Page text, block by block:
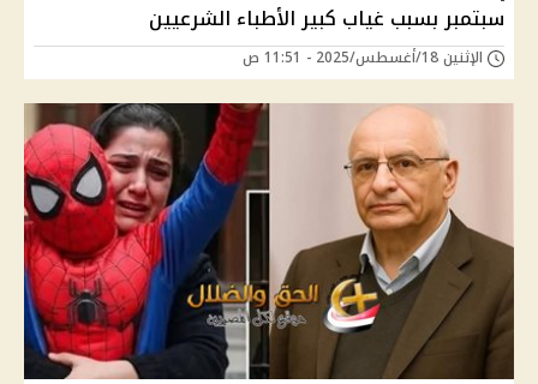
سبتمبر بسبب غياب كبير الأطباء الشرعيين
الإثنين 18/أغسطس/2025 - 11:51 ص